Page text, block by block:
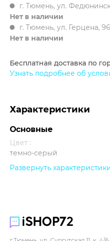
г. Тюмень, ул.
Нет в наличии
г. Тюмень, ул. Герцена, 96
Нет в наличии
Бесплатная доставка по
Узнать подробнее об
Характеристики
Основные
Цвет :
темно-серый
Прочее
Развернуть